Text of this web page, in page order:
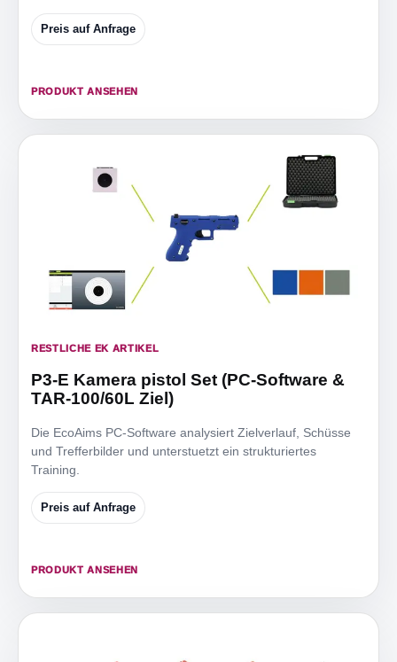
Preis auf Anfrage
PRODUKT ANSEHEN
RESTLICHE EK ARTIKEL
P3-E Kamera pistol Set (PC-Software &
TAR-100/60L Ziel)
Die EcoAims PC-Software analysiert Zielverlauf, Schüsse
und Trefferbilder und unterstuetzt ein strukturiertes
Training.
Preis auf Anfrage
PRODUKT ANSEHEN